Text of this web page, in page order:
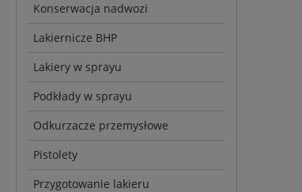
Konserwacja nadwozi
Lakiernicze BHP
Lakiery w sprayu
Podkłady w sprayu
Odkurzacze przemysłowe
Pistolety
Przygotowanie lakieru